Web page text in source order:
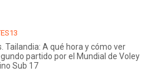
Tailandia: A qué hora y cómo ver
partido por el Mundial de Voley
Sub 17